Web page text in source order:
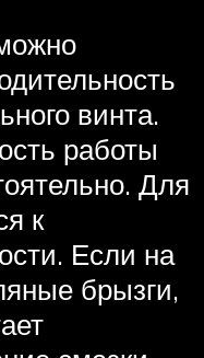
винта.
работы
Для
к
Если на
брызги,